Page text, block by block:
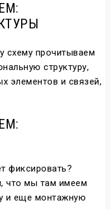
схему прочитываем
структуру,
элементов и связей,
фиксировать?
что мы там имеем
и еще монтажную